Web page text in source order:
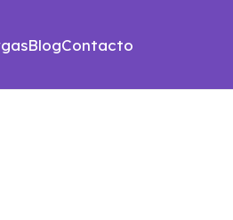
BlogContacto